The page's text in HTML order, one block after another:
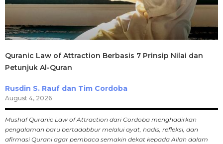
Quranic Law of Attraction Berbasis 7 Prinsip Nilai dan
Petunjuk Al-Quran
Rusdin S. Rauf dan Tim Cordoba
August 4, 2026
Mushaf Quranic Law of Attraction dari Cordoba menghadirkan
pengalaman baru bertadabbur melalui ayat, hadis, refleksi, dan
afirmasi Qurani agar pembaca semakin dekat kepada Allah dalam